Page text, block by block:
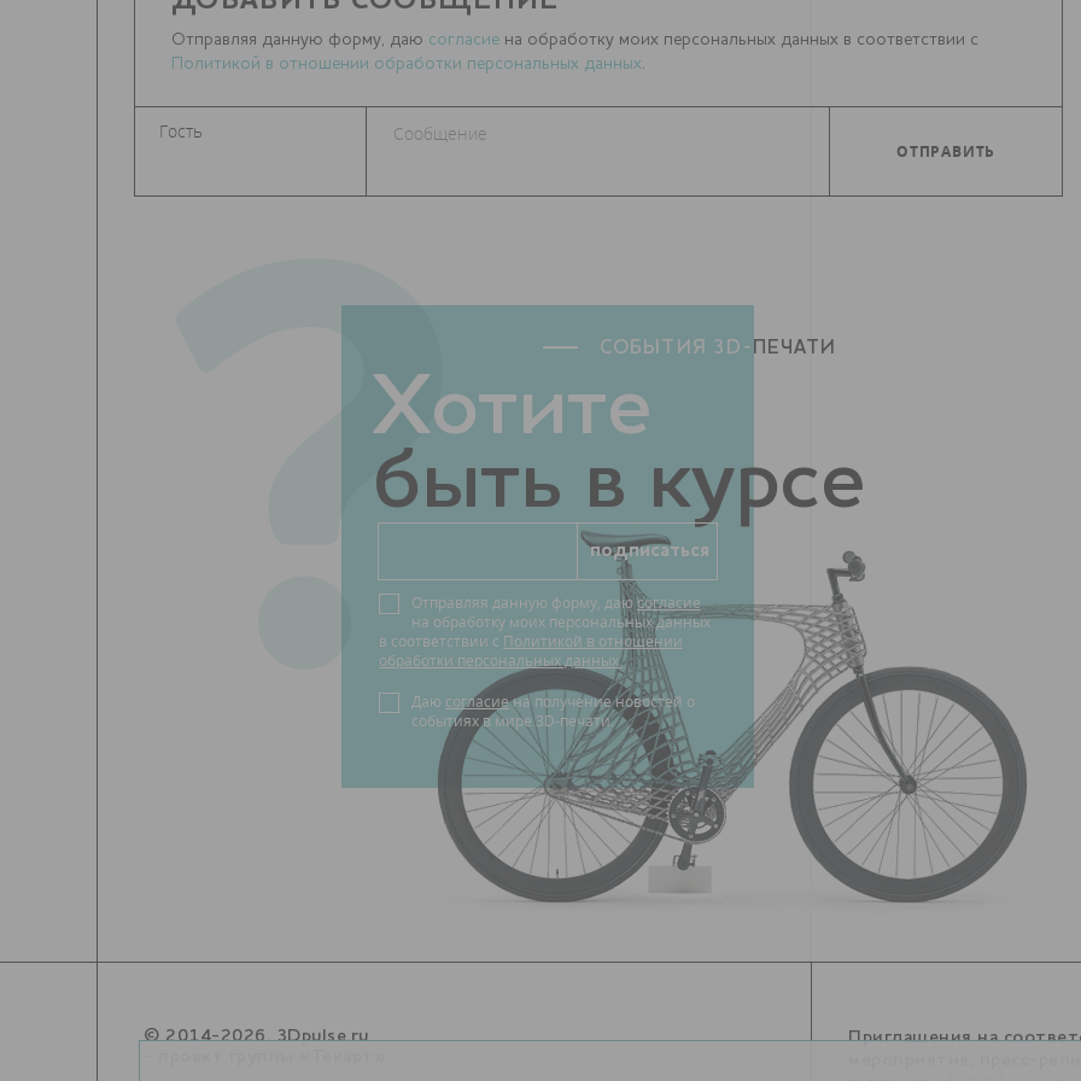
Отправляя данную форму, даю согласие на обработку моих персональных данных в соответствии с
Политикой в отношении обработки персональных данных.
?
Хотите
быть в курсе
СОБЫТИЯ 3D- ПЕЧАТИ
Отправляя данную форму, даюсогласие
на обработку моих персональных данных
в соответствии с Политикой в отношении
обработки персональных данных.
Даю согласиена получение новостей о
событиях в мире 3D-печати.
© 2014-2026. 3Dpulse.ru
Приглашения на